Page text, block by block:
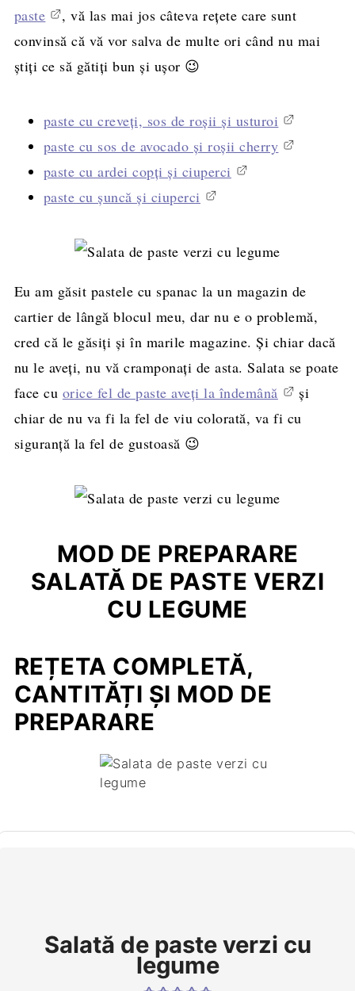
paste
, vă las mai jos câteva rețete care sunt
convinsă că vă vor salva de multe ori când nu mai
știți ce să gătiți bun și ușor 😉
paste cu creveți, sos de roșii și usturoi
paste cu sos de avocado și roșii cherry
paste cu ardei copți și ciuperci
paste cu șuncă și ciuperci
Eu am găsit pastele cu spanac la un magazin de
cartier de lângă blocul meu, dar nu e o problemă,
cred că le găsiți și în marile magazine. Și chiar dacă
nu le aveți, nu vă cramponați de asta. Salata se poate
face cu orice fel de paste aveți la îndemână
și
chiar de nu va fi la fel de viu colorată, va fi cu
siguranță la fel de gustoasă 😉
MOD DE PREPARARE
SALATĂ DE PASTE VERZI
CU LEGUME
REȚETA COMPLETĂ,
CANTITĂȚI ȘI MOD DE
PREPARARE
Salată de paste verzi cu
legume